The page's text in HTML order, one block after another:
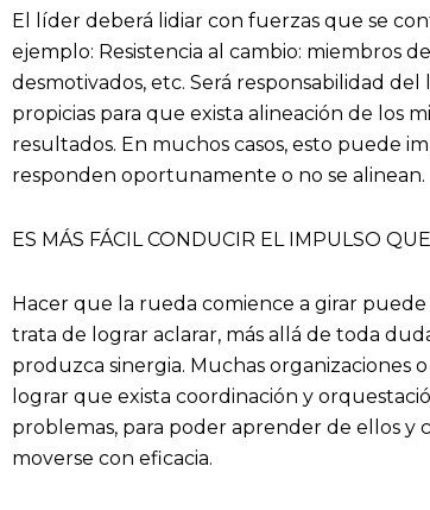
El líder deberá lidiar con fuerzas que se
ejemplo: Resistencia al cambio: miembros
desmotivados, etc. Será responsabilidad
propicias para que exista alineación de los
resultados. En muchos casos, esto puede
responden oportunamente o no se alinean.
ES MÁS FÁCIL CONDUCIR EL IMPULSO
Hacer que la rueda comience a girar
trata de lograr aclarar, más allá de toda
produzca sinergia. Muchas
lograr que exista coordinación y
problemas, para poder aprender de ellos y
moverse con eficacia.